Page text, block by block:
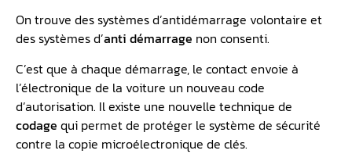
On trouve des systèmes d’antidémarrage volontaire et
des systèmes d’anti démarrage non consenti.
C’est que à chaque démarrage, le contact envoie à
l’électronique de la voiture un nouveau code
d’autorisation. Il existe une nouvelle technique de
codage qui permet de protéger le système de sécurité
contre la copie microélectronique de clés.